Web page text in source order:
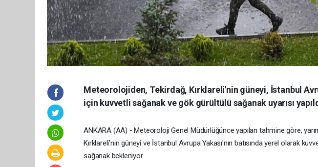
Meteorolojiden, Tekirdağ, Kırklareli'nin güneyi, İstanbul
için kuvvetli sağanak ve gök gürültülü sağanak uyarısı
ANKARA (AA) - Meteoroloji Genel Müdürlüğünce yapılan tahmine göre,
Kırklareli'nin güneyi ve İstanbul Avrupa Yakası'nın batısında yerel olarak
sağanak bekleniyor.